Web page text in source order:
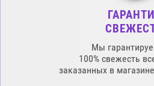
Мы
100% свежесть
заказанных в